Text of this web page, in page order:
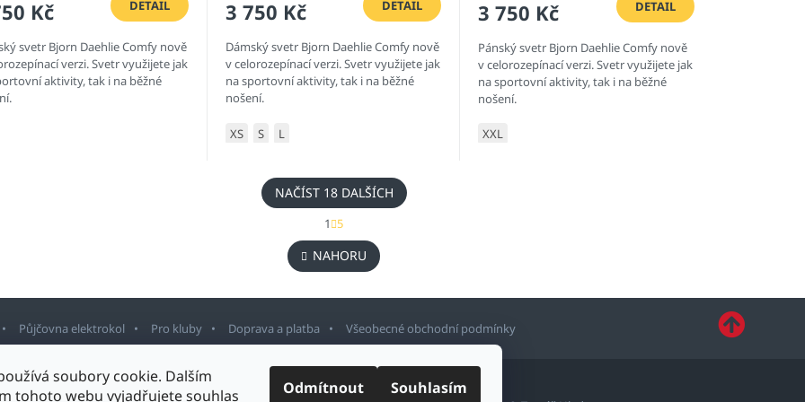
soubory cookie. Dalším
tohoto webu vyjadřujete souhlas
Odmítnout Souhlasím
Kč DETAIL
svetr Bjorn Daehlie Comfy nově
verzi. Svetr využijete jak
aktivity, tak i na běžné
3 750 Kč DETAIL
Dámský svetr Bjorn Daehlie Comfy nově
v celorozepínací verzi. Svetr využijete jak
na sportovní aktivity, tak i na běžné
nošení.
XS S L
3 750 Kč DETAIL
Pánský svetr Bjorn Daehlie Comfy nově
v celorozepínací verzi. Svetr využijete jak
na sportovní aktivity, tak i na běžné
nošení.
XXL
O
v
l
d
í
p
r
NAČÍST 18 DALŠÍCH
S
t
r
á
n
í
1 5
NAHORU
Půjčovna elektrokol Pro kluby Doprava a platba Všeobecné obchodní podmínky